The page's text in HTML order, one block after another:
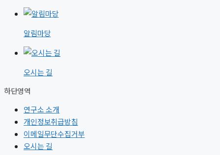
알림마당
오시는 길
하단영역
연구소 소개
개인정보취급방침
이메일무단수집거부
오시는 길